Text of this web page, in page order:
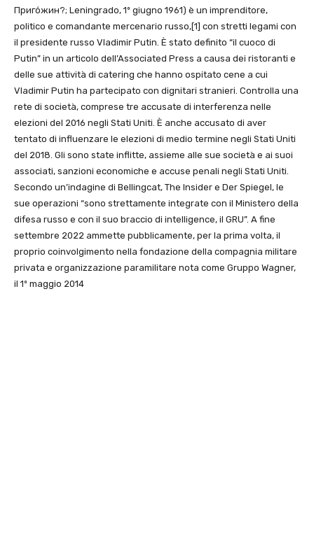
Приго́жин?; Leningrado, 1º giugno 1961) è un imprenditore,
politico e comandante mercenario russo,[1] con stretti legami con
il presidente russo Vladimir Putin. È stato definito “il cuoco di
Putin” in un articolo dell’Associated Press a causa dei ristoranti e
delle sue attività di catering che hanno ospitato cene a cui
Vladimir Putin ha partecipato con dignitari stranieri. Controlla una
rete di società, comprese tre accusate di interferenza nelle
elezioni del 2016 negli Stati Uniti. È anche accusato di aver
tentato di influenzare le elezioni di medio termine negli Stati Uniti
del 2018. Gli sono state inflitte, assieme alle sue società e ai suoi
associati, sanzioni economiche e accuse penali negli Stati Uniti.
Secondo un’indagine di Bellingcat, The Insider e Der Spiegel, le
sue operazioni “sono strettamente integrate con il Ministero della
difesa russo e con il suo braccio di intelligence, il GRU”. A fine
settembre 2022 ammette pubblicamente, per la prima volta, il
proprio coinvolgimento nella fondazione della compagnia militare
privata e organizzazione paramilitare nota come Gruppo Wagner,
il 1º maggio 2014